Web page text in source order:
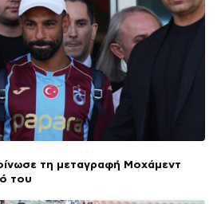
τη μεταγραφή Μοχάμεντ
του